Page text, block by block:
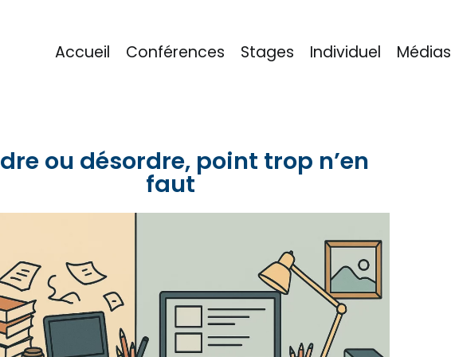
Accueil Conférences Stages Individuel Médias
ou désordre, point trop n’en
faut